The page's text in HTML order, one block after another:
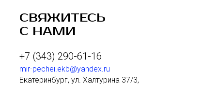
СВЯЖИТЕСЬ
С НАМИ
+7 (343) 290-61-16
mir-pechei.ekb@yandex.ru
Екатеринбург, ул. Халтурина 37/3,